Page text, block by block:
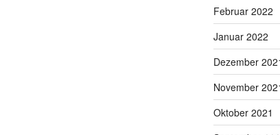
Februar 2022
Januar 2022
Dezember
November
Oktober 2021